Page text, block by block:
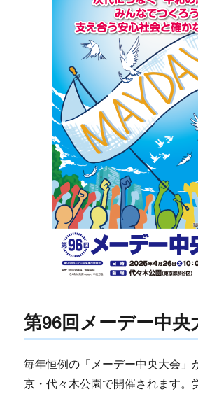
第96回メーデー中央
毎年恒例の「メーデー中央大会」
京・代々木公園で開催されます。